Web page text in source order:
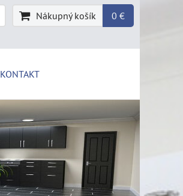
Nákupný košík 0 €
KONTAKT